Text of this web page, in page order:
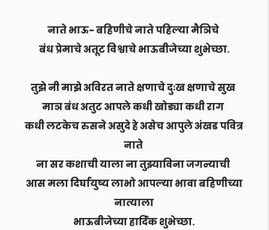
नाते भाऊ- बहिणीचे नाते पहिल्या मैञिचे
बंध प्रेमाचे अतूट विश्वाचे भाऊबीजेच्या शुभेच्छा.
तुझे नी माझे अविरत नाते क्षणाचे दुःख क्षणाचे सुख
माञ बंध अतुट आपले कधी खोड्या कधी राग
कधी लटकेच रुसने असुदे हे असेच आपुले अंखड पवित्र
नाते
ना सर कशाची याला ना तुझ्याविना जगन्याची
आस मला दिर्घायुष्य लाभो आपल्या भावा बहिणीच्या
नात्याला
भाऊबीजेच्या हार्दिक शुभेच्छा.